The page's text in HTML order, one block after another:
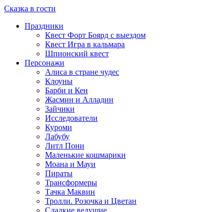
Сказка в гости
Праздники
Квест Форт Боярд с выездом
Квест Игра в кальмара
Шпионский квест
Персонажи
Алиса в стране чудес
Клоуны
Барби и Кен
Жасмин и Алладин
Зайчики
Исследователи
Куроми
Лабубу
Литл Пони
Маленькие кошмарики
Моана и Мауи
Пираты
Трансформеры
Тачка Маквин
Тролли. Розочка и Цветан
Сладкие ведущие